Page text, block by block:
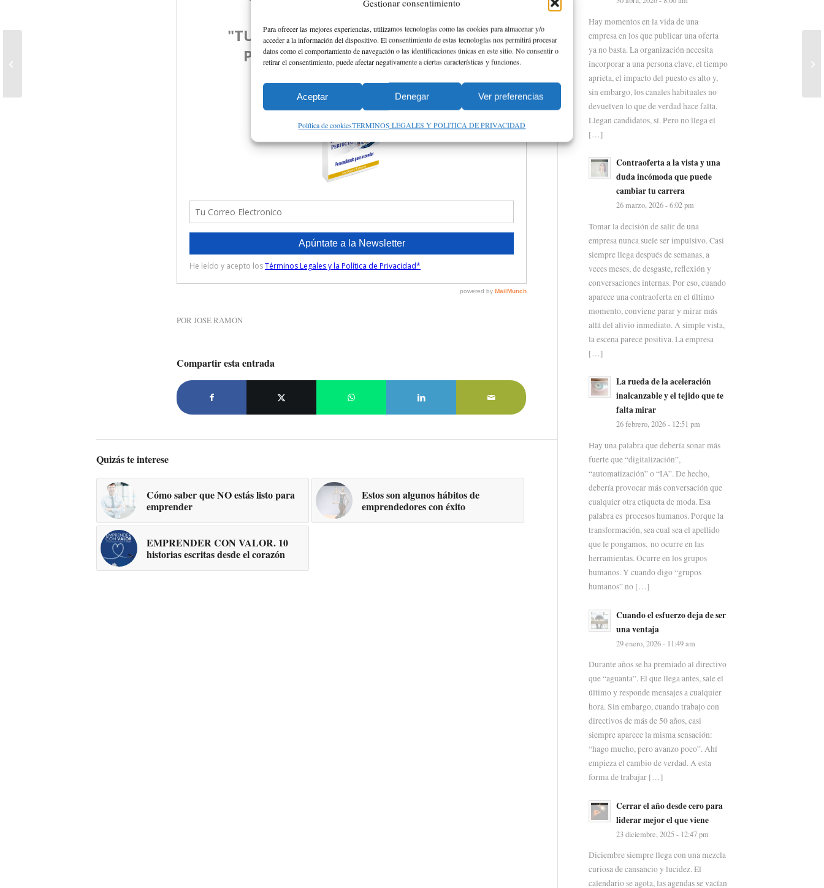
Gestionar consentimiento
Para ofrecer las mejores experiencias, utilizamos tecnologías como las cookies para almacenar y/o
acceder a la información del dispositivo. El consentimiento de estas tecnologías nos permitirá procesar
datos como el comportamiento de navegación o las identificaciones únicas en este sitio. No consentir o
retirar el consentimiento, puede afectar negativamente a ciertas características y funciones.
Aceptar Denegar Ver preferencias
Política de cookiesTERMINOS LEGALES Y POLITICA DE PRIVACIDAD
POR JOSE RAMON
Compartir esta entrada
Quizás te interese
Cómo saber que NO estás listo para
emprender
Estos son algunos hábitos de
emprendedores con éxito
EMPRENDER CON VALOR. 10
historias escritas desde el corazón
Hay momentos en la vida de una
empresa en los que publicar una oferta
ya no basta. La organización necesita
incorporar a una persona clave, el tiempo
aprieta, el impacto del puesto es alto y,
sin embargo, los canales habituales no
devuelven lo que de verdad hace falta.
Llegan candidatos, sí. Pero no llega el
[…]
Contraoferta a la vista y una
duda incómoda que puede
cambiar tu carrera
26 marzo, 2026 - 6:02 pm
Tomar la decisión de salir de una
empresa nunca suele ser impulsivo. Casi
siempre llega después de semanas, a
veces meses, de desgaste, reflexión y
conversaciones internas. Por eso, cuando
aparece una contraoferta en el último
momento, conviene parar y mirar más
allá del alivio inmediato. A simple vista,
la escena parece positiva. La empresa
[…]
La rueda de la aceleración
inalcanzable y el tejido que te
falta mirar
26 febrero, 2026 - 12:51 pm
Hay una palabra que debería sonar más
fuerte que “digitalización”,
“automatización” o “IA”. De hecho,
debería provocar más conversación que
cualquier otra etiqueta de moda. Esa
palabra es procesos humanos. Porque la
transformación, sea cual sea el apellido
que le pongamos, no ocurre en las
herramientas. Ocurre en los grupos
humanos. Y cuando digo “grupos
humanos” no […]
Cuando el esfuerzo deja de ser
una ventaja
29 enero, 2026 - 11:49 am
Durante años se ha premiado al directivo
que “aguanta”. El que llega antes, sale el
último y responde mensajes a cualquier
hora. Sin embargo, cuando trabajo con
directivos de más de 50 años, casi
siempre aparece la misma sensación:
“hago mucho, pero avanzo poco”. Ahí
empieza el cambio de verdad. A esta
forma de trabajar […]
Cerrar el año desde cero para
liderar mejor el que viene
23 diciembre, 2025 - 12:47 pm
Diciembre siempre llega con una mezcla
curiosa de cansancio y lucidez. El
calendario se agota, las agendas se vacían